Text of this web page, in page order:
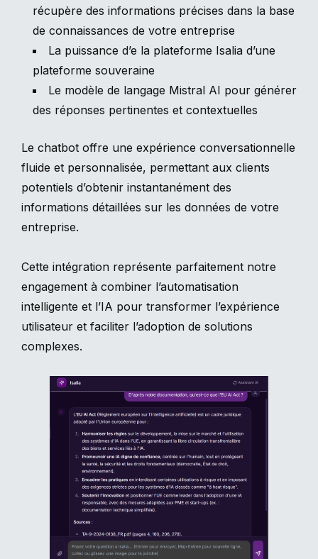
récupère des informations précises dans la base
de connaissances de votre entreprise
La puissance d’e la plateforme Isalia d’une
plateforme souveraine
Le modèle de langage Mistral AI pour générer
des réponses pertinentes et contextuelles
Le chatbot offre une expérience conversationnelle
fluide et personnalisée, permettant aux clients
potentiels d’obtenir instantanément des
informations détaillées sur les données de votre
entreprise.
Cette intégration représente parfaitement notre
engagement à combiner l’automatisation
intelligente et l’IA pour transformer l’expérience
utilisateur et faciliter l’adoption de solutions
complexes.